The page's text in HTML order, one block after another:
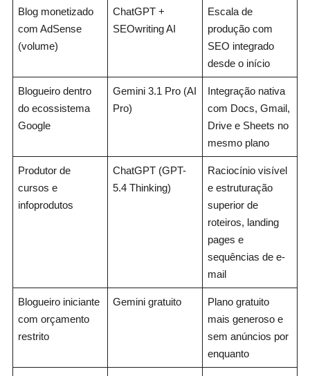
Blog monetizado
com AdSense
(volume)
ChatGPT +
SEOwriting AI
Escala de
produção com
SEO integrado
desde o início
Blogueiro dentro
do ecossistema
Google
Gemini 3.1 Pro (AI
Pro)
Integração nativa
com Docs, Gmail,
Drive e Sheets no
mesmo plano
Produtor de
cursos e
infoprodutos
ChatGPT (GPT-
5.4 Thinking)
Raciocínio visível
e estruturação
superior de
roteiros, landing
pages e
sequências de e-
mail
Blogueiro iniciante
com orçamento
restrito
Gemini gratuito
Plano gratuito
mais generoso e
sem anúncios por
enquanto